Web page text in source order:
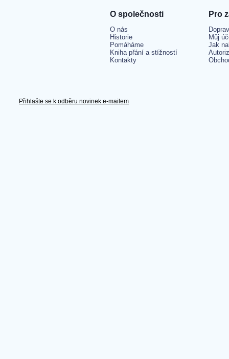
O společnosti
O nás
Historie
Pomáháme
Kniha přání a stížností
Kontakty
Pro
Můj
Jak
Přihlašte se k odběru novinek e-mailem